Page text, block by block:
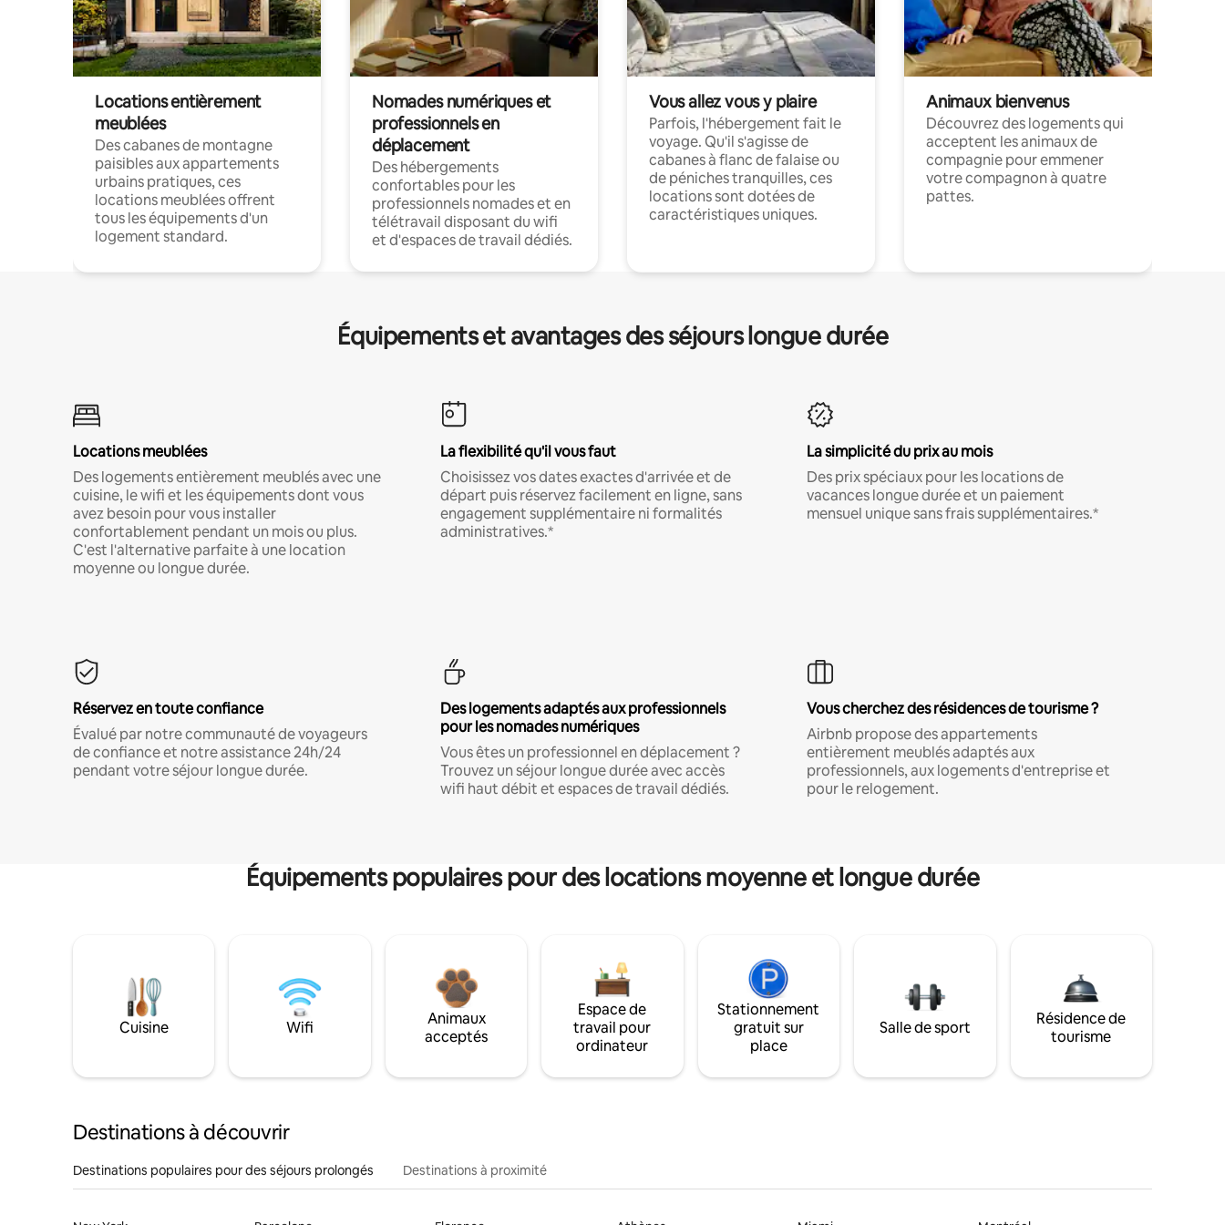
Locations entièrement
meublées
Des cabanes de montagne
paisibles aux appartements
urbains pratiques, ces
locations meublées offrent
tous les équipements d'un
logement standard.
Nomades numériques et
professionnels en
déplacement
Des hébergements
confortables pour les
professionnels nomades et en
télétravail disposant du wifi
et d'espaces de travail dédiés.
Vous allez vous y plaire
Parfois, l'hébergement fait le
voyage. Qu'il s'agisse de
cabanes à flanc de falaise ou
de péniches tranquilles, ces
locations sont dotées de
caractéristiques uniques.
Animaux bienvenus
Découvrez des logements qui
acceptent les animaux de
compagnie pour emmener
votre compagnon à quatre
pattes.
Équipements et avantages des séjours longue durée
Locations meublées
Des logements entièrement meublés avec une
cuisine, le wifi et les équipements dont vous
avez besoin pour vous installer
confortablement pendant un mois ou plus.
C'est l'alternative parfaite à une location
moyenne ou longue durée.
La flexibilité qu'il vous faut
Choisissez vos dates exactes d'arrivée et de
départ puis réservez facilement en ligne, sans
engagement supplémentaire ni formalités
administratives.*
La simplicité du prix au mois
Des prix spéciaux pour les locations de
vacances longue durée et un paiement
mensuel unique sans frais supplémentaires.*
Réservez en toute confiance
Évalué par notre communauté de voyageurs
de confiance et notre assistance 24h/24
pendant votre séjour longue durée.
Des logements adaptés aux professionnels
pour les nomades numériques
Vous êtes un professionnel en déplacement ?
Trouvez un séjour longue durée avec accès
wifi haut débit et espaces de travail dédiés.
Vous cherchez des résidences de tourisme ?
Airbnb propose des appartements
entièrement meublés adaptés aux
professionnels, aux logements d'entreprise et
pour le relogement.
Équipements populaires pour des locations moyenne et longue durée
Cuisine Wifi
Animaux
acceptés
Espace de
travail pour
ordinateur
Stationnement
gratuit sur
place
Salle de sport
Résidence de
tourisme
Destinations à découvrir
Destinations populaires pour des séjours prolongés Destinations à proximité